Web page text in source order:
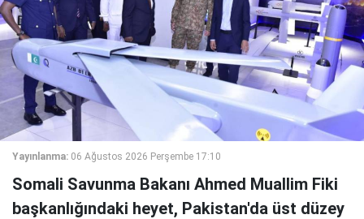
Yayınlanma: 06 Ağustos 2026 Perşembe 17:10
Somali Savunma Bakanı Ahmed Muallim Fiki
başkanlığındaki heyet, Pakistan'da üst düzey